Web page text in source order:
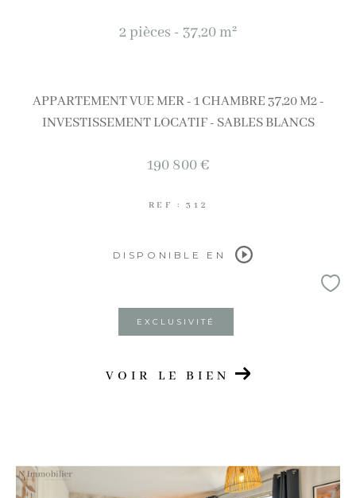
2 pièces - 37,20 m²
APPARTEMENT VUE MER - 1 CHAMBRE 37,20 M2 -
INVESTISSEMENT LOCATIF - SABLES BLANCS
190 800 €
REF : 312
DISPONIBLE EN
EXCLUSIVITÉ
VOIR LE BIEN